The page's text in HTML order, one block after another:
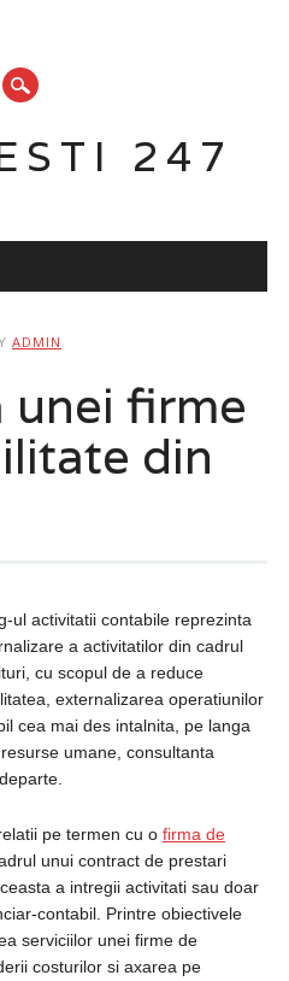
247
ADMIN
unei firme
din
ul activitatii contabile reprezinta
a activitatilor din cadrul
cu scopul de a reduce
externalizarea operatiunilor
cea mai des intalnita, pe langa
umane, consultanta
pe termen cu o firma de
unui contract de prestari
a intregii activitati sau doar
contabil. Printre obiectivele
serviciilor unei firme de
costurilor si axarea pe